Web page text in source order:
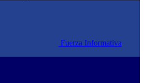
Fuerza Informativa